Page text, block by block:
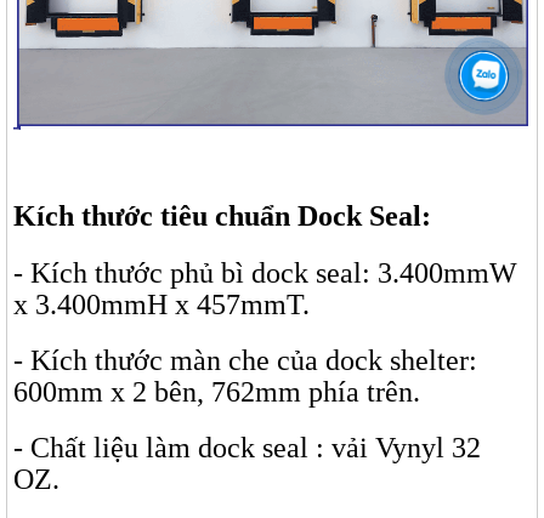
Kích thước tiêu chuẩn Dock Seal:
- Kích thước phủ bì dock seal: 3.400mmW
x 3.400mmH x 457mmT.
- Kích thước màn che của dock shelter:
600mm x 2 bên, 762mm phía trên.
- Chất liệu làm dock seal : vải Vynyl 32
OZ.